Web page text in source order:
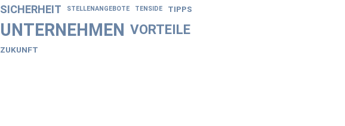
SICHERHEIT STELLENANGEBOTE TENSIDE TIPPS
UNTERNEHMEN VORTEILE
ZUKUNFT